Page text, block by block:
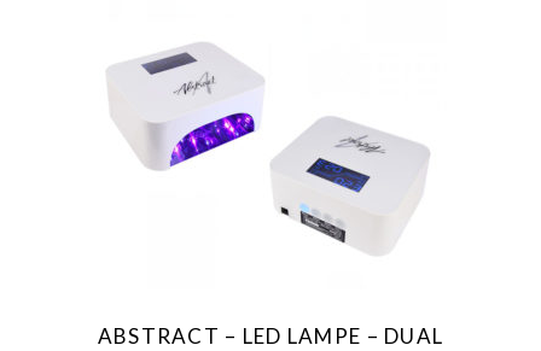
ABSTRACT – LED LAMPE – DUAL